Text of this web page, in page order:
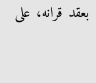
قرانه، على